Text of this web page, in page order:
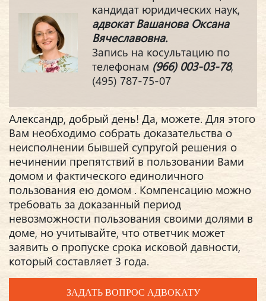
кандидат юридических наук,
адвокат Вашанова Оксана
Вячеславовна.
Запись на косультацию по
телефонам (966) 003-03-78,
(495) 787-75-07
Александр, добрый день! Да, можете. Для этого
Вам необходимо собрать доказательства о
неисполнении бывшей супругой решения о
нечинении препятствий в пользовании Вами
домом и фактического единоличного
пользования ею домом . Компенсацию можно
требовать за доказанный период
невозможности пользования своими долями в
доме, но учитывайте, что ответчик может
заявить о пропуске срока исковой давности,
который составляет 3 года.
ЗАДАТЬ ВОПРОС АДВОКАТУ